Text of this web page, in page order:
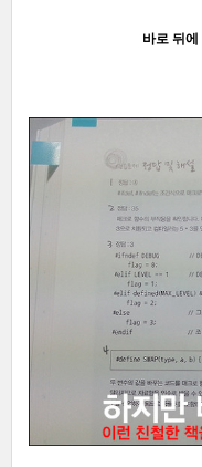
바로 뒤에